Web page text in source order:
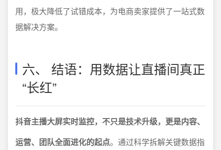
用，极大降低了试错成本，为电商卖家提供了一站式数
据解决方案。
六、 结语：用数据让直播间真正
“长红”
抖音主播大屏实时监控，不只是技术升级，更是内容、
运营、团队全面进化的起点。通过科学拆解关键数据指